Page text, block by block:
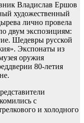
Владислав Ершов
художественный
лично провела
двум экспозициям:
Шедевры русской
Экспонаты из
оружия
80-летия
с
и холодного